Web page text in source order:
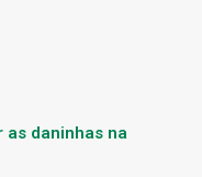
as daninhas na